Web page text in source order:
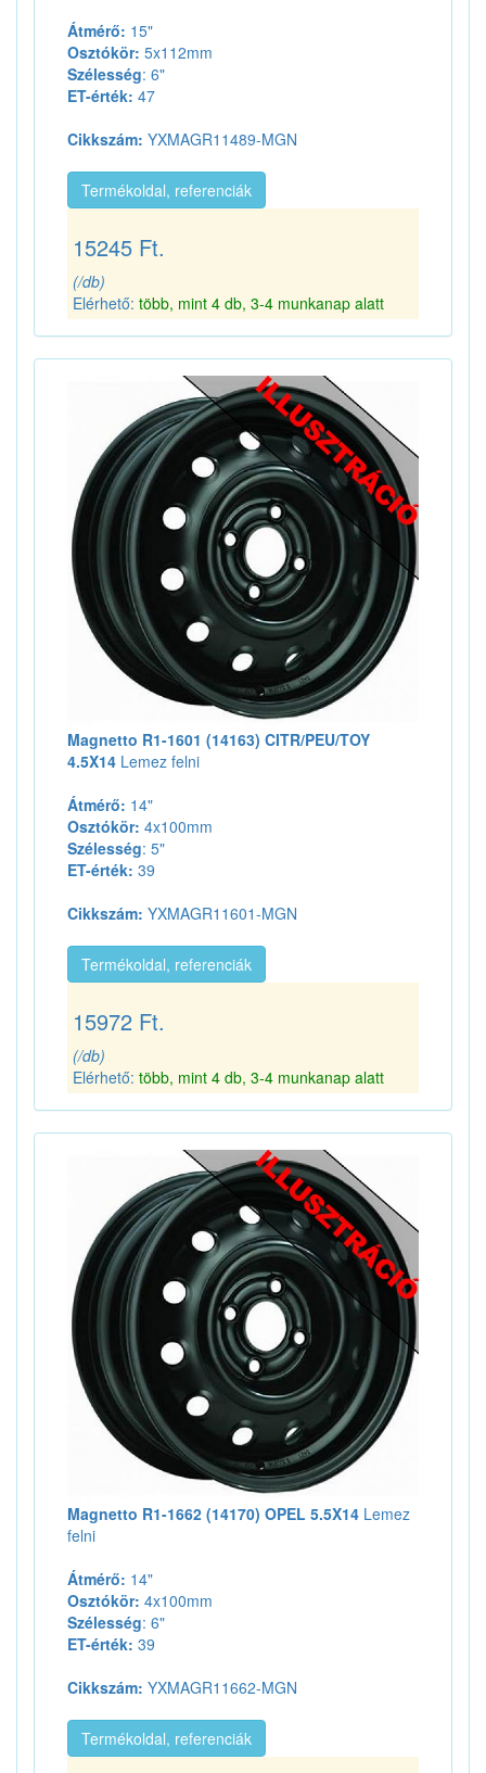
Átmérő: 15"
Osztókör: 5x112mm
Szélesség: 6"
ET-érték: 47
Cikkszám: YXMAGR11489-MGN
Termékoldal, referenciák
15245 Ft.
(/db)
Elérhető: több, mint 4 db, 3-4 munkanap alatt
Magnetto R1-1601 (14163) CITR/PEU/TOY
4.5X14 Lemez felni
Átmérő: 14"
Osztókör: 4x100mm
Szélesség: 5"
ET-érték: 39
Cikkszám: YXMAGR11601-MGN
Termékoldal, referenciák
15972 Ft.
(/db)
Elérhető: több, mint 4 db, 3-4 munkanap alatt
Magnetto R1-1662 (14170) OPEL 5.5X14 Lemez
felni
Átmérő: 14"
Osztókör: 4x100mm
Szélesség: 6"
ET-érték: 39
Cikkszám: YXMAGR11662-MGN
Termékoldal, referenciák